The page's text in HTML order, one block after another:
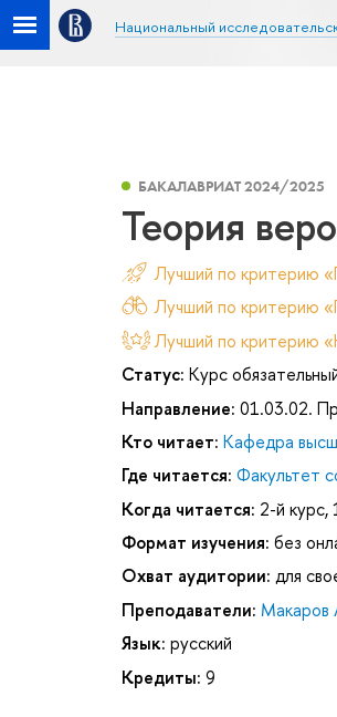
Национальный
БАКАЛАВРИАТ 2024/2025
Теория
Лучший по критерию
Лучший по критерию
Лучший по критерию
Статус: Курс
Направление: 01.03.02.
Кто читает: Кафедра
Где читается: Факультет
Когда читается: 2-й курс,
Формат изучения: без
Охват аудитории: для
Преподаватели: Макаров
Язык: русский
Кредиты: 9